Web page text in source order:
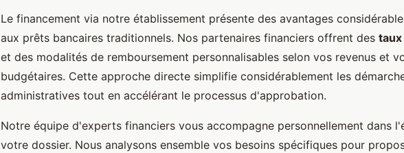
Le financement via notre établissement présente des avantages
aux prêts bancaires traditionnels. Nos partenaires financiers offrent des
et des modalités de remboursement personnalisables selon vos revenus et
budgétaires. Cette approche directe simplifie considérablement les
administratives tout en accélérant le processus d'approbation.
Notre équipe d'experts financiers vous accompagne personnellement dans
votre dossier. Nous analysons ensemble vos besoins spécifiques pour